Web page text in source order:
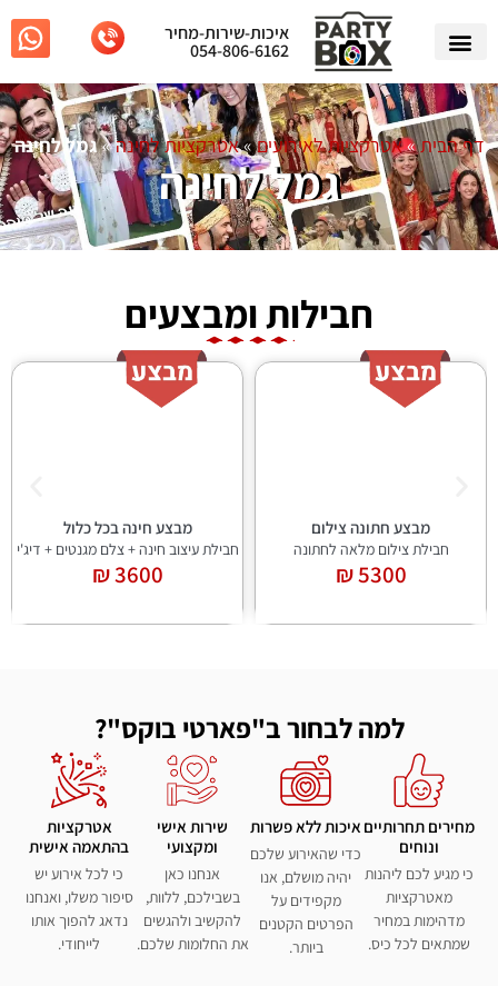
איכות-שירות-מחיר
054-806-6162
דף הבית»אטרקציות לאירועים»אטרקציות לחינה»גמל לחינה
גמל לחינה
חבילות ומבצעים
מבצע חינה בכל כלול
חבילת עיצוב חינה + צלם מגנטים + דיג'י
3600 ₪
מבצע תפאורה לחינה/ הפרשת חלה
חבילת עיצוב חינה
2100 ₪
למה לבחור ב"פארטי בוקס"?
מחירים תחרותיים
ונוחים
כי מגיע לכם ליהנות
מאטרקציות
מדהימות במחיר
שמתאים לכל כיס.
איכות ללא פשרות
כדי שהאירוע שלכם
יהיה מושלם, אנו
מקפידים על
הפרטים הקטנים
ביותר.
שירות אישי
ומקצועי
אנחנו כאן
בשבילכם, ללוות,
להקשיב ולהגשים
את החלומות שלכם.
אטרקציות
בהתאמה אישית
כי לכל אירוע יש
סיפור משלו, ואנחנו
נדאג להפוך אותו
לייחודי.